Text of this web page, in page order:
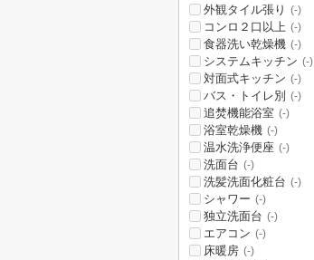
外観タイル張り (-)
コンロ２口以上 (-)
食器洗い乾燥機 (-)
システムキッチン (-)
対面式キッチン (-)
バス・トイレ別 (-)
追焚機能浴室 (-)
浴室乾燥機 (-)
温水洗浄便座 (-)
洗面台 (-)
洗髪洗面化粧台 (-)
シャワー (-)
独立洗面台 (-)
エアコン (-)
床暖房 (-)